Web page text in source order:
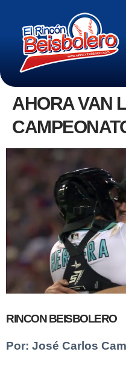
AHORA VAN
RINCON BEISBOLERO
Por: José Carlos